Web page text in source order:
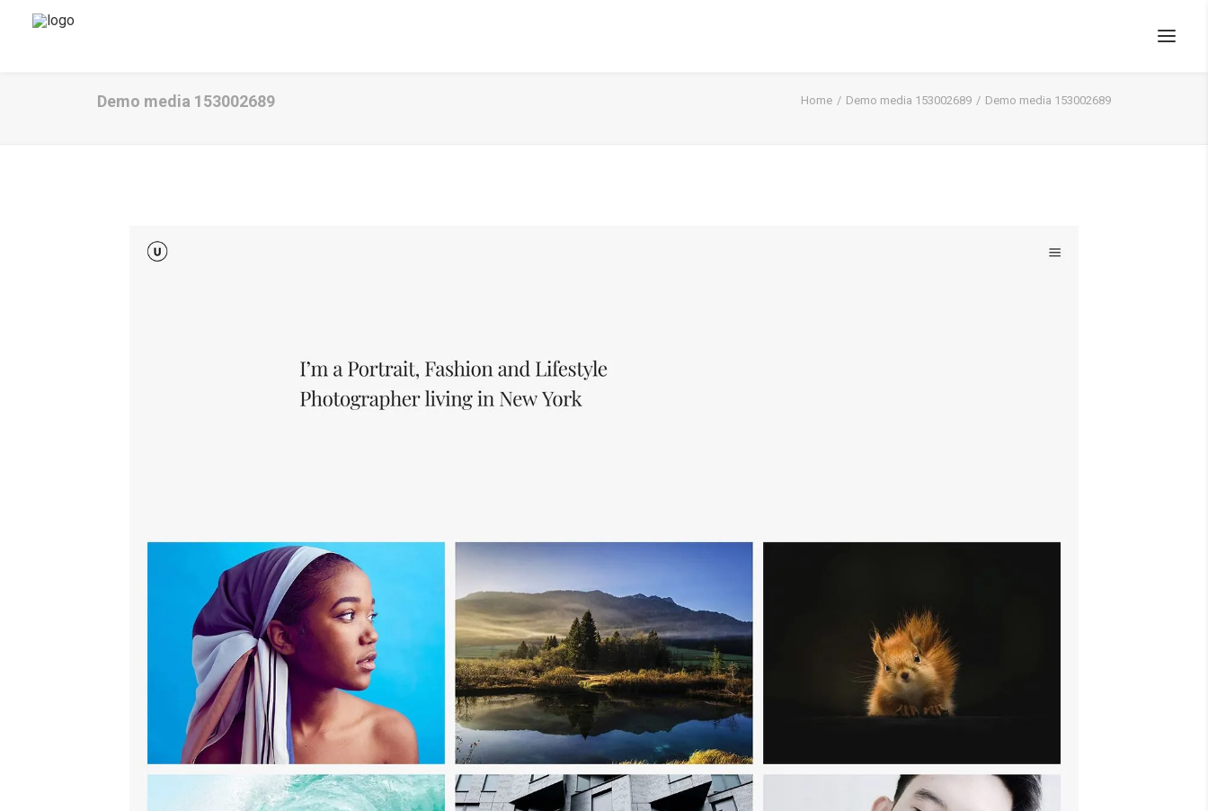
Demo media 153002689 Home Demo media 153002689 Demo media 153002689